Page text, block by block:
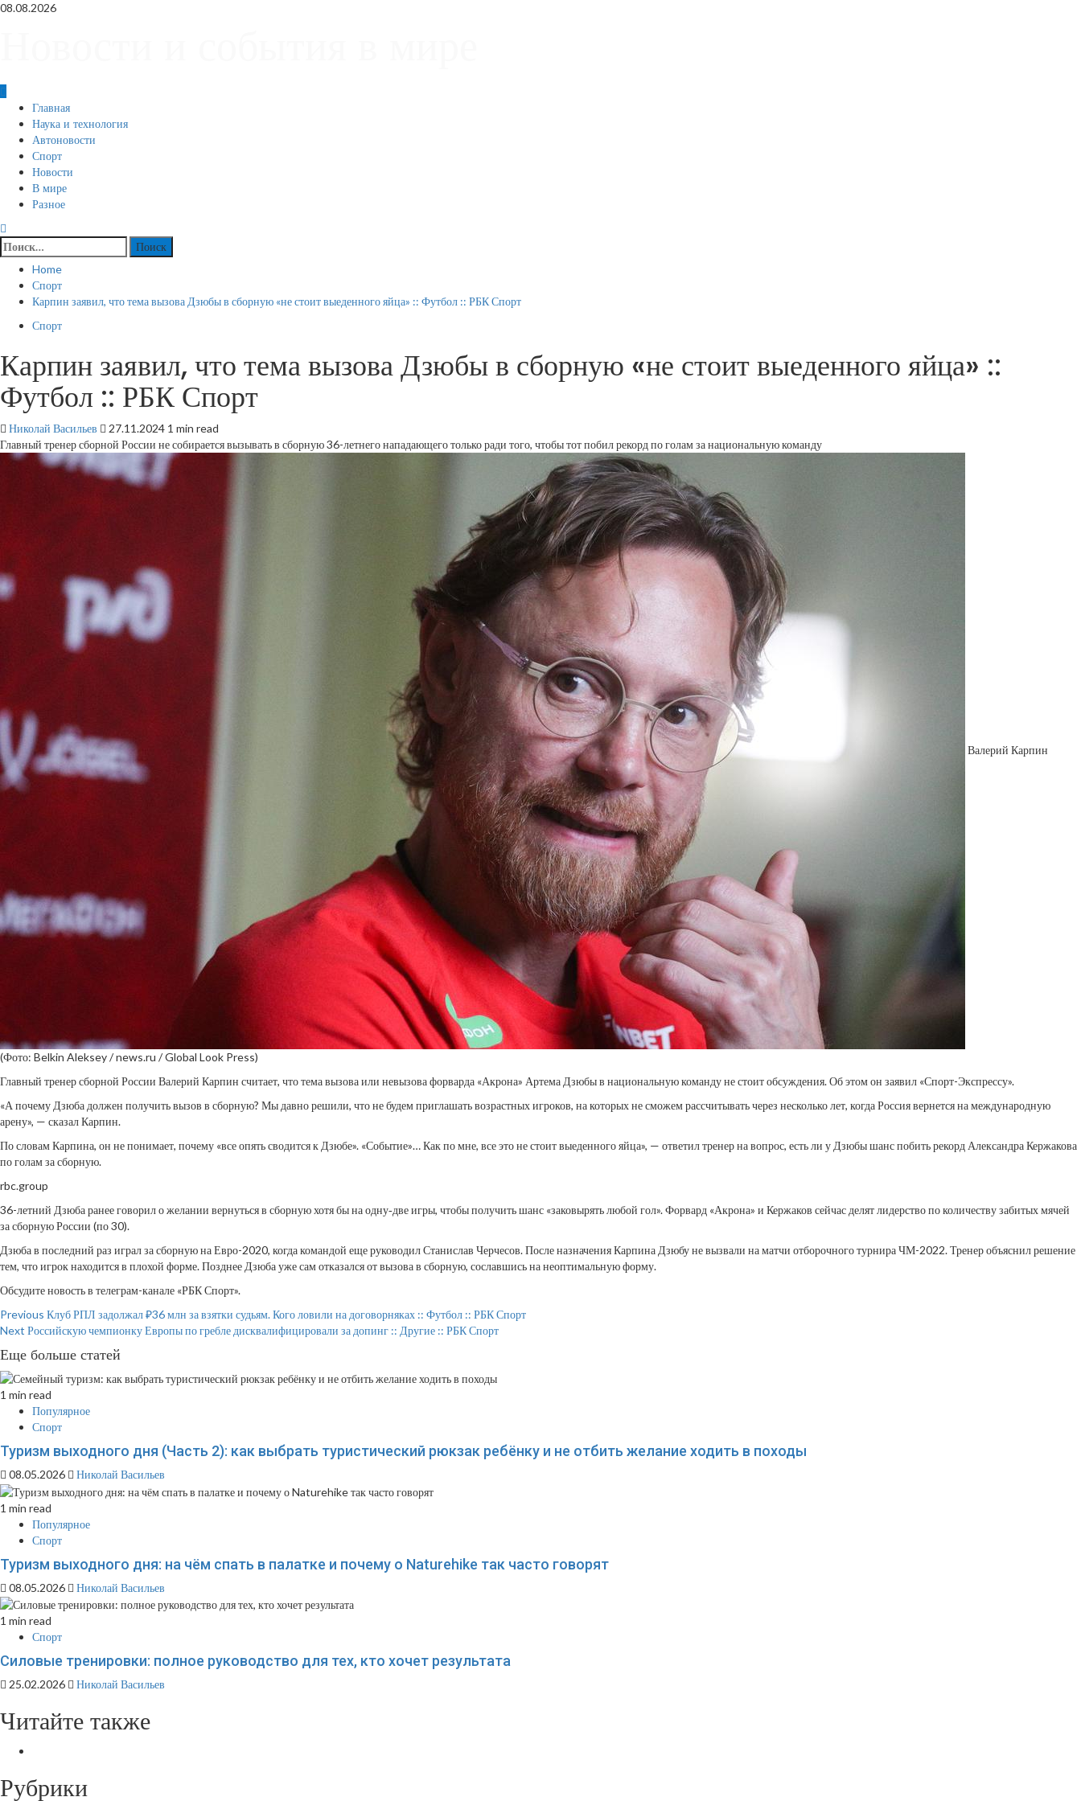
Skip
08.08.2026
Primary
Menu
Главная
Наука и технология
Автоновости
Спорт
Новости
В мире
Разное
Найти:
Home
Спорт
Карпин заявил, что тема вызова Дзюбы в сборную «не стоит выеденного яйца» :: Футбол :: РБК Спорт
Спорт
Карпин заявил, что тема вызова Дзюбы в сборную «не стоит выеденного яйца» ::
Футбол :: РБК Спорт
Николай Васильев 27.11.2024 1 min read
Главный тренер сборной России не собирается вызывать в сборную 36-летнего нападающего только ради того, чтобы тот побил рекорд по голам за национальную команду
Валерий Карпин
(Фото: Belkin Aleksey / news.ru / Global Look Press)
Главный тренер сборной России Валерий Карпин считает, что тема вызова или невызова форварда «Акрона» Артема Дзюбы в национальную команду не стоит обсуждения. Об этом он заявил «Спорт-Экспрессу».
«А почему Дзюба должен получить вызов в сборную? Мы давно решили, что не будем приглашать возрастных игроков, на которых не сможем рассчитывать через несколько лет, когда Россия вернется на международную
арену», — сказал Карпин.
По словам Карпина, он не понимает, почему «все опять сводится к Дзюбе». «Событие»… Как по мне, все это не стоит выеденного яйца», — ответил тренер на вопрос, есть ли у Дзюбы шанс побить рекорд Александра Кержакова
по голам за сборную.
rbc.group
36-летний Дзюба ранее говорил о желании вернуться в сборную хотя бы на одну‑две игры, чтобы получить шанс «заковырять любой гол». Форвард «Акрона» и Кержаков сейчас делят лидерство по количеству забитых мячей
за сборную России (по 30).
Дзюба в последний раз играл за сборную на Евро-2020, когда командой еще руководил Станислав Черчесов. После назначения Карпина Дзюбу не вызвали на матчи отборочного турнира ЧМ-2022. Тренер объяснил решение
тем, что игрок находится в плохой форме. Позднее Дзюба уже сам отказался от вызова в сборную, сославшись на неоптимальную форму.
Обсудите новость в телеграм-канале «РБК Спорт».
Continue
Reading
Previous Клуб РПЛ задолжал ₽36 млн за взятки судьям. Кого ловили на договорняках :: Футбол :: РБК Спорт
Next Российскую чемпионку Европы по гребле дисквалифицировали за допинг :: Другие :: РБК Спорт
Еще больше статей
1 min read
Популярное
Спорт
Туризм выходного дня (Часть 2): как выбрать туристический рюкзак ребёнку и не отбить желание ходить в походы
08.05.2026 Николай Васильев
1 min read
Популярное
Спорт
Туризм выходного дня: на чём спать в палатке и почему о Naturehike так часто говорят
08.05.2026 Николай Васильев
1 min read
Спорт
Силовые тренировки: полное руководство для тех, кто хочет результата
25.02.2026 Николай Васильев
Читайте также
Рубрики